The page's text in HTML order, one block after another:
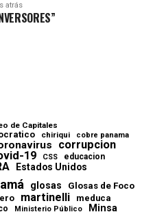
atrás
de Capitales
chiriqui cobre panama
corrupcion
19 CSS educacion
Estados Unidos
glosas Glosas de Foco
martinelli meduca
Ministerio Público Minsa